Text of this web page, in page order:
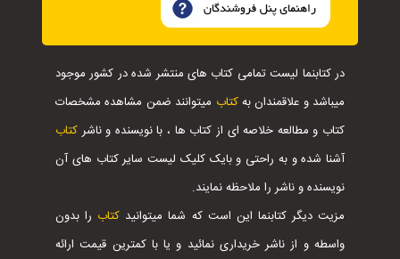
در کتابنما لیست تمامی کتاب های منتشر شده در کشور موجود
میباشد و علاقمندان بهکتاب میتوانند ضمن مشاهده مشخصات
کتاب و مطالعه خلاصه ای از کتاب ها ، با نویسنده و ناشر کتاب
آشنا شده و به راحتی و بایک کلیک لیست سایر کتاب های آن
نویسنده و ناشر را ملاحظه نمایند.
مزیت دیگر کتابنما این است که شما میتوانید کتاب را بدون
واسطه و از ناشر خریداری نمائید و یا با کمترین قیمت ارائه